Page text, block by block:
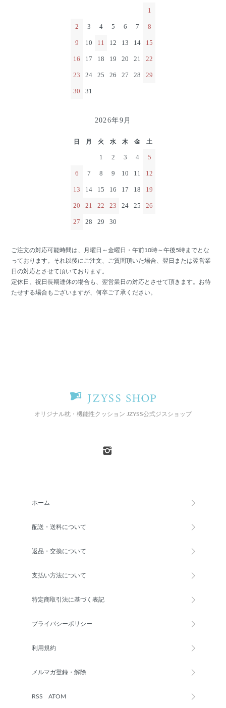
1
2 3 4 5 6 7 8
9 10 11 12 13 14 15
16 17 18 19 20 21 22
23 24 25 26 27 28 29
30 31
2026年9月
日 月 火 水 木 金 土
1 2 3 4 5
6 7 8 9 10 11 12
13 14 15 16 17 18 19
20 21 22 23 24 25 26
27 28 29 30
ご注文の対応可能時間は、月曜日～金曜日・午前10時～午後5時までとな
っております。それ以後にご注文、ご質問頂いた場合、翌日または翌営業
日の対応とさせて頂いております。
定休日、祝日長期連休の場合も、翌営業日の対応とさせて頂きます。お待
たせする場合もございますが、何卒ご了承ください。
オリジナル枕・機能性クッション JZYSS公式ジスショップ
ホーム
配送・送料について
返品・交換について
支払い方法について
特定商取引法に基づく表記
プライバシーポリシー
利用規約
メルマガ登録・解除
RSS ATOM